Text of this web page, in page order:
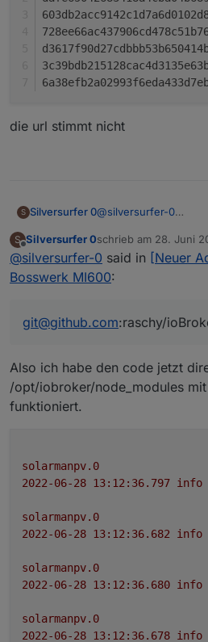
die url stimmt nicht
S Silversurfer 0@silversurfer-0
geht
die url stimmt nicht
S
Offline
Silversurfer 0schrieb am 28. Juni
zuletzt editiert von
@silversurfer-0 said in [Neuer
Bosswerk MI600:
git@github.com:raschy/
Also ich habe den code jetzt
/opt/iobroker/node_modules
funktioniert.
solarmanpv.0
info
solarmanpv.0
info
solarmanpv.0
info
solarmanpv.0
info